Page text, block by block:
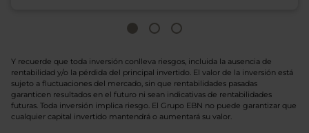
Y recuerde que toda inversión conlleva riesgos, incluida la ausencia de
rentabilidad y/o la pérdida del principal invertido. El valor de la inversión está
sujeto a fluctuaciones del mercado, sin que rentabilidades pasadas
garanticen resultados en el futuro ni sean indicativas de rentabilidades
futuras. Toda inversión implica riesgo. El Grupo EBN no puede garantizar que
cualquier capital invertido mantendrá o aumentará su valor.